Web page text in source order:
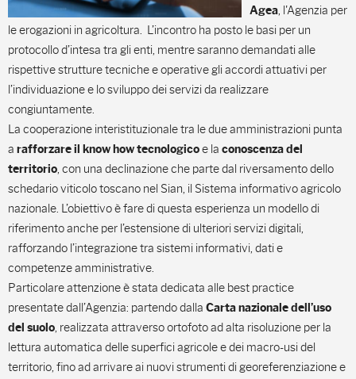
Agea, l'Agenzia per
le erogazioni in agricoltura. L’incontro ha posto le basi per un
protocollo d’intesa tra gli enti, mentre saranno demandati alle
rispettive strutture tecniche e operative gli accordi attuativi per
l’individuazione e lo sviluppo dei servizi da realizzare
congiuntamente.
La cooperazione interistituzionale tra le due amministrazioni punta
a rafforzare il know how tecnologicoe la conoscenza del
territorio, con una declinazione che parte dal riversamento dello
schedario viticolo toscano nel Sian, il Sistema informativo agricolo
nazionale. L’obiettivo è fare di questa esperienza un modello di
riferimento anche per l’estensione di ulteriori servizi digitali,
rafforzando l’integrazione tra sistemi informativi, dati e
competenze amministrative.
Particolare attenzione è stata dedicata alle best practice
presentate dall’Agenzia: partendo dalla Carta nazionale dell’uso
del suolo, realizzata attraverso ortofoto ad alta risoluzione per la
lettura automatica delle superfici agricole e dei macro-usi del
territorio, fino ad arrivare ai nuovi strumenti di georeferenziazione e